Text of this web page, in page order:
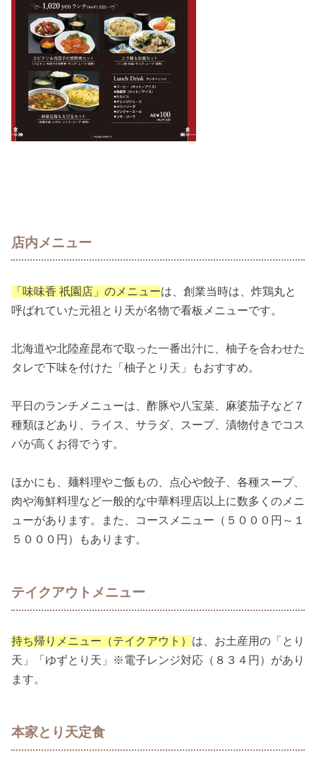
店内メニュー
「味味香 祇園店」のメニューは、創業当時は、炸鶏丸と
呼ばれていた元祖とり天が名物で看板メニューです。
北海道や北陸産昆布で取った一番出汁に、柚子を合わせた
タレで下味を付けた「柚子とり天」もおすすめ。
平日のランチメニューは、酢豚や八宝菜、麻婆茄子など７
種類ほどあり、ライス、サラダ、スープ、漬物付きでコス
パが高くお得でうす。
ほかにも、麺料理やご飯もの、点心や餃子、各種スープ、
肉や海鮮料理など一般的な中華料理店以上に数多くのメニ
ューがあります。また、コースメニュー（５０００円～１
５０００円）もあります。
テイクアウトメニュー
持ち帰りメニュー（テイクアウト） は、お土産用の「とり
天」「ゆずとり天」※電子レンジ対応（８３４円）があり
ます。
本家とり天定食